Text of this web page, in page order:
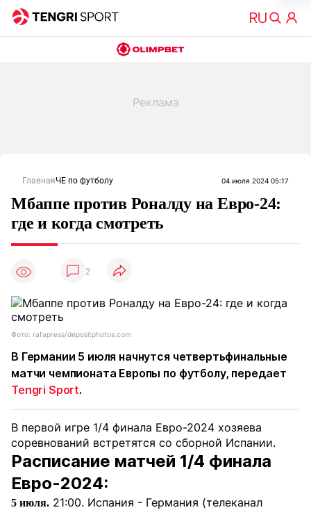
ГлавнаяЧЕ по футболу 04 июля 2024 05:17
Мбаппе против Роналду на Евро-24:
где и когда смотреть
2
Фото: rafapress/depositphotos.com
В Германии 5 июля начнутся четвертьфинальные
матчи чемпионата Европы по футболу, передает
Tengri Sport.
В первой игре 1/4 финала Евро-2024 хозяева
соревнований встретятся со сборной Испании.
Расписание матчей 1/4 финала
Евро-2024:
5 июля. 21:00. Испания - Германия (телеканал